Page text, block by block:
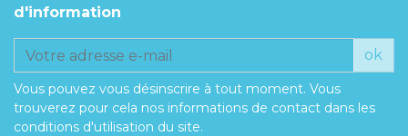
d'information
ok
Vous pouvez vous désinscrire à tout moment. Vous
trouverez pour cela nos informations de contact dans les
conditions d'utilisation du site.